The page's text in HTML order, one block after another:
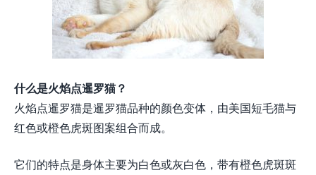
什么是火焰点暹罗猫？
火焰点暹罗猫是暹罗猫品种的颜色变体，由美国短毛猫与
红色或橙色虎斑图案组合而成。
它们的特点是身体主要为白色或灰白色，带有橙色虎斑斑